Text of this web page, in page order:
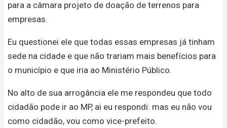
para a câmara projeto de doação de terrenos para
empresas.
Eu questionei ele que todas essas empresas já tinham
sede na cidade e que não trariam mais benefícios para
o município e que iria ao Ministério Público.
No alto de sua arrogância ele me respondeu que todo
cidadão pode ir ao MP, ai eu respondi: mas eu não vou
como cidadão, vou como vice-prefeito.